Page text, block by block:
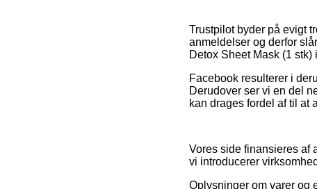
Trustpilot byder på evigt
anmeldelser og derfor
Detox Sheet Mask (1 stk)
Facebook resulterer i
Derudover ser vi en del
kan drages fordel af til at
Vores side finansieres af
vi introducerer
Oplysninger om varer og